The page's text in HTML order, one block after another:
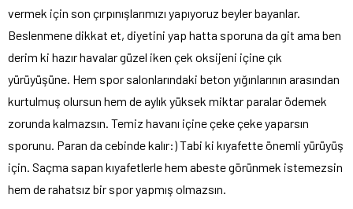
vermek için son çırpınışlarımızı yapıyoruz beyler bayanlar.
Beslenmene dikkat et, diyetini yap hatta sporuna da git ama ben
derim ki hazır havalar güzel iken çek oksijeni içine çık
yürüyüşüne. Hem spor salonlarındaki beton yığınlarının arasından
kurtulmuş olursun hem de aylık yüksek miktar paralar ödemek
zorunda kalmazsın. Temiz havanı içine çeke çeke yaparsın
sporunu. Paran da cebinde kalır:) Tabi ki kıyafette önemli yürüyüş
için. Saçma sapan kıyafetlerle hem abeste görünmek istemezsin
hem de rahatsız bir spor yapmış olmazsın.